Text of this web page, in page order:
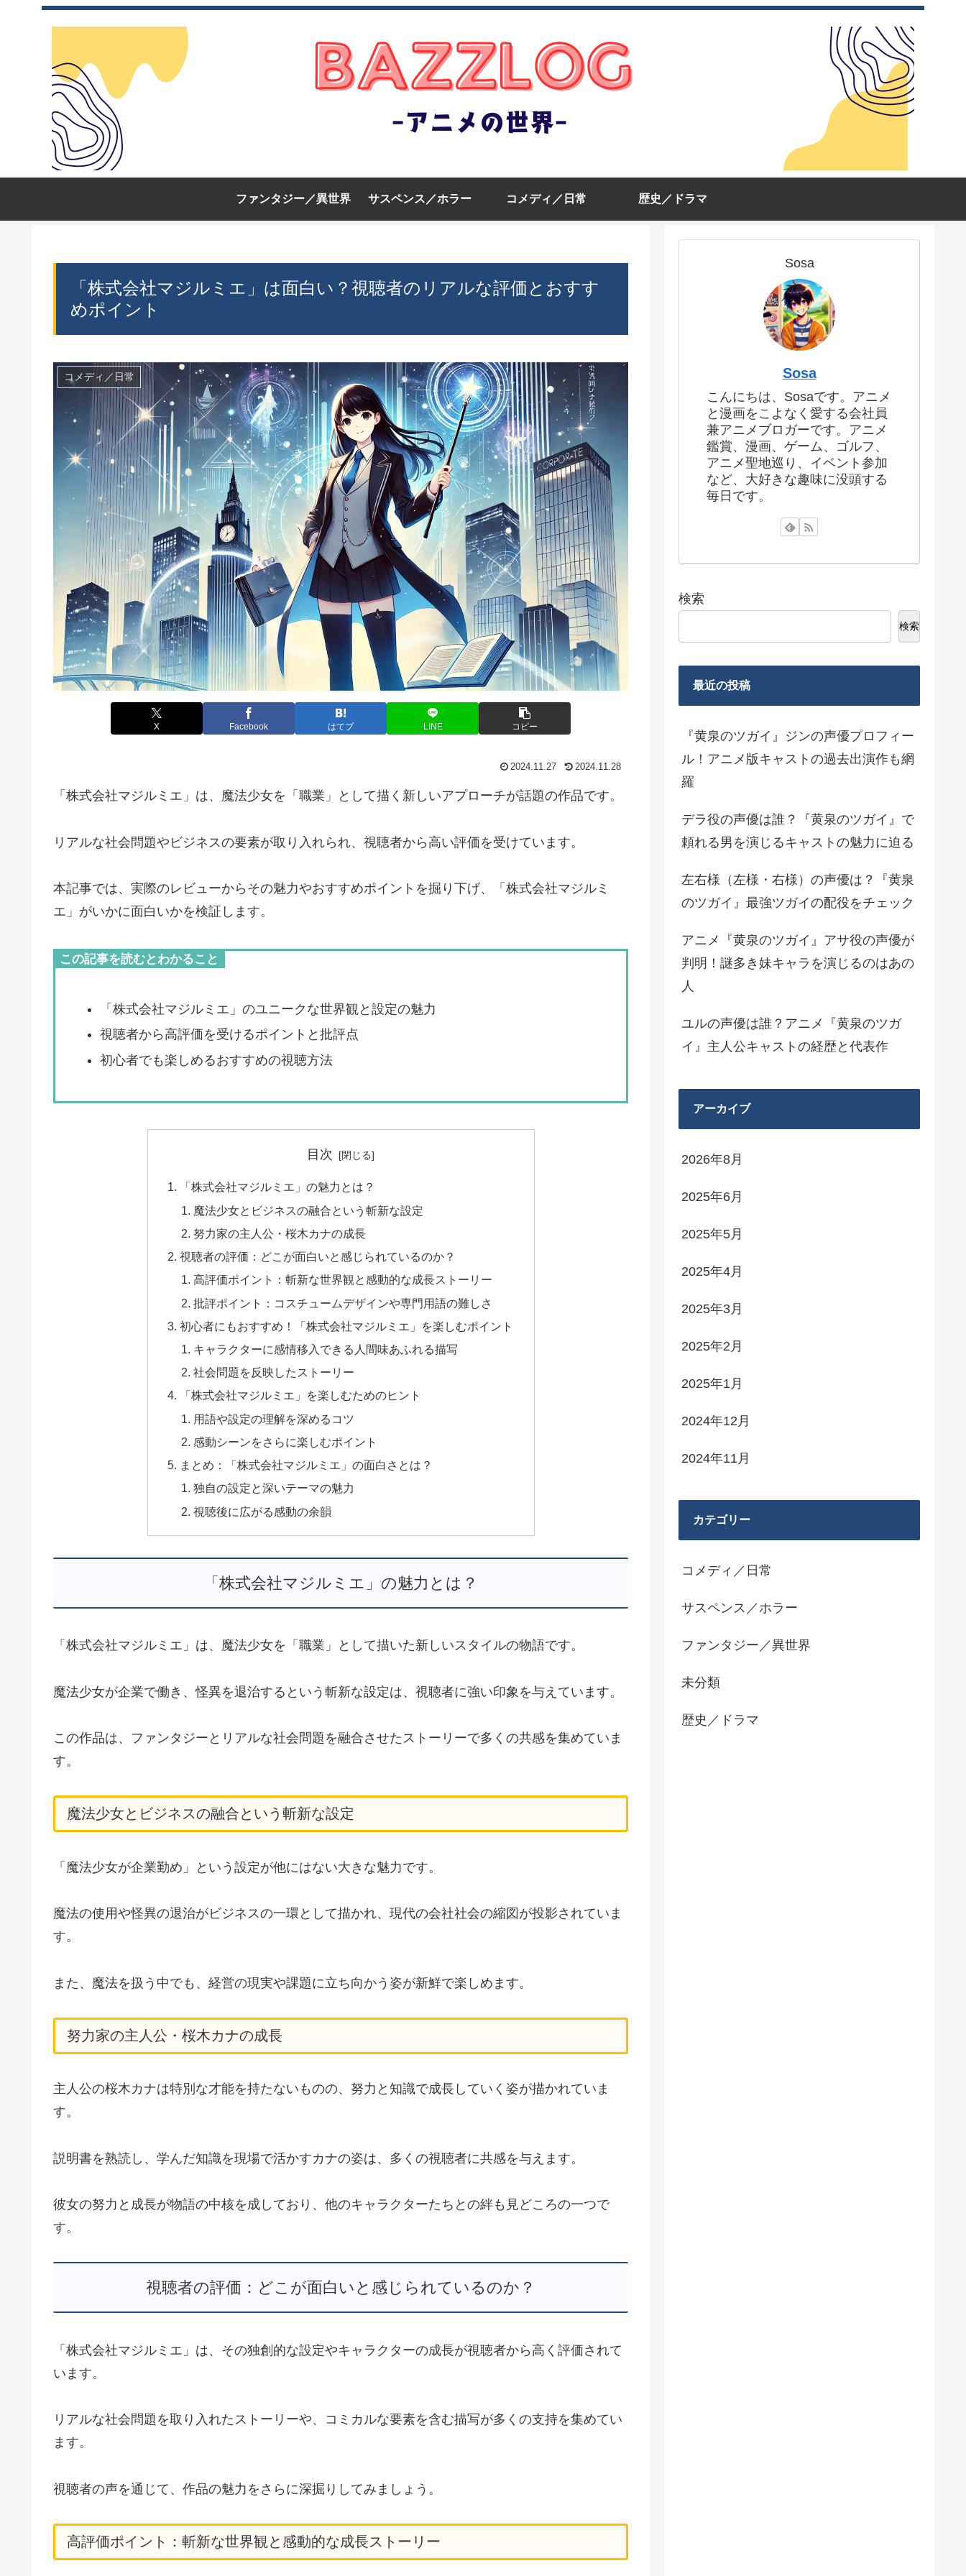
ファンタジー／異世界 サスペンス／ホラー コメディ／日常 歴史／ドラマ
「株式会社マジルミエ」は面白い？視聴者のリアルな評価とおすす
めポイント
コメディ／日常
X Facebook はてブ LINE コピー
2024.11.27 2024.11.28
「株式会社マジルミエ」は、魔法少女を「職業」として描く新しいアプローチが話題の作品です。
リアルな社会問題やビジネスの要素が取り入れられ、視聴者から高い評価を受けています。
本記事では、実際のレビューからその魅力やおすすめポイントを掘り下げ、「株式会社マジルミ
エ」がいかに面白いかを検証します。
この記事を読むとわかること
「株式会社マジルミエ」のユニークな世界観と設定の魅力
視聴者から高評価を受けるポイントと批評点
初心者でも楽しめるおすすめの視聴方法
目次
「株式会社マジルミエ」の魅力とは？
魔法少女とビジネスの融合という斬新な設定
努力家の主人公・桜木カナの成長
視聴者の評価：どこが面白いと感じられているのか？
高評価ポイント：斬新な世界観と感動的な成長ストーリー
批評ポイント：コスチュームデザインや専門用語の難しさ
初心者にもおすすめ！「株式会社マジルミエ」を楽しむポイント
キャラクターに感情移入できる人間味あふれる描写
社会問題を反映したストーリー
「株式会社マジルミエ」を楽しむためのヒント
用語や設定の理解を深めるコツ
感動シーンをさらに楽しむポイント
まとめ：「株式会社マジルミエ」の面白さとは？
独自の設定と深いテーマの魅力
視聴後に広がる感動の余韻
「株式会社マジルミエ」の魅力とは？
「株式会社マジルミエ」は、魔法少女を「職業」として描いた新しいスタイルの物語です。
魔法少女が企業で働き、怪異を退治するという斬新な設定は、視聴者に強い印象を与えています。
この作品は、ファンタジーとリアルな社会問題を融合させたストーリーで多くの共感を集めていま
す。
魔法少女とビジネスの融合という斬新な設定
「魔法少女が企業勤め」という設定が他にはない大きな魅力です。
魔法の使用や怪異の退治がビジネスの一環として描かれ、現代の会社社会の縮図が投影されていま
す。
また、魔法を扱う中でも、経営の現実や課題に立ち向かう姿が新鮮で楽しめます。
努力家の主人公・桜木カナの成長
主人公の桜木カナは特別な才能を持たないものの、努力と知識で成長していく姿が描かれていま
す。
説明書を熟読し、学んだ知識を現場で活かすカナの姿は、多くの視聴者に共感を与えます。
彼女の努力と成長が物語の中核を成しており、他のキャラクターたちとの絆も見どころの一つで
す。
視聴者の評価：どこが面白いと感じられているのか？
「株式会社マジルミエ」は、その独創的な設定やキャラクターの成長が視聴者から高く評価されて
います。
リアルな社会問題を取り入れたストーリーや、コミカルな要素を含む描写が多くの支持を集めてい
ます。
視聴者の声を通じて、作品の魅力をさらに深掘りしてみましょう。
高評価ポイント：斬新な世界観と感動的な成長ストーリー
Sosa
Sosa
こんにちは、Sosaです。アニメ
と漫画をこよなく愛する会社員
兼アニメブロガーです。アニメ
鑑賞、漫画、ゲーム、ゴルフ、
アニメ聖地巡り、イベント参加
など、大好きな趣味に没頭する
毎日です。
検索
検索
最近の投稿
『黄泉のツガイ』ジンの声優プロフィー
ル！アニメ版キャストの過去出演作も網
羅
デラ役の声優は誰？『黄泉のツガイ』で
頼れる男を演じるキャストの魅力に迫る
左右様（左様・右様）の声優は？『黄泉
のツガイ』最強ツガイの配役をチェック
アニメ『黄泉のツガイ』アサ役の声優が
判明！謎多き妹キャラを演じるのはあの
人
ユルの声優は誰？アニメ『黄泉のツガ
イ』主人公キャストの経歴と代表作
アーカイブ
2026年8月
2025年6月
2025年5月
2025年4月
2025年3月
2025年2月
2025年1月
2024年12月
2024年11月
カテゴリー
コメディ／日常
サスペンス／ホラー
ファンタジー／異世界
未分類
歴史／ドラマ